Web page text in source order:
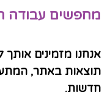
מחפשים עבודה
אנחנו מזמינים אותך
תוצאות באתר,
חדשות.